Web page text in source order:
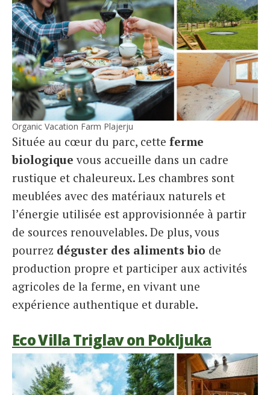
Organic Vacation Farm Plajerju
Située au cœur du parc, cette ferme
biologique vous accueille dans un cadre
rustique et chaleureux. Les chambres sont
meublées avec des matériaux naturels et
l’énergie utilisée est approvisionnée à partir
de sources renouvelables. De plus, vous
pourrez déguster des aliments bio de
production propre et participer aux activités
agricoles de la ferme, en vivant une
expérience authentique et durable.
Eco Villa Triglav on Pokljuka